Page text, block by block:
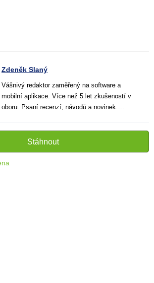
Zdeněk Slaný
Vášnivý redaktor zaměřený na software a
mobilní aplikace. Více než 5 let zkušeností v
oboru. Psaní recenzí, návodů a novinek.
pomáhají čtenářům lépe porozumět a využít
moderní technologie.
Stáhnout